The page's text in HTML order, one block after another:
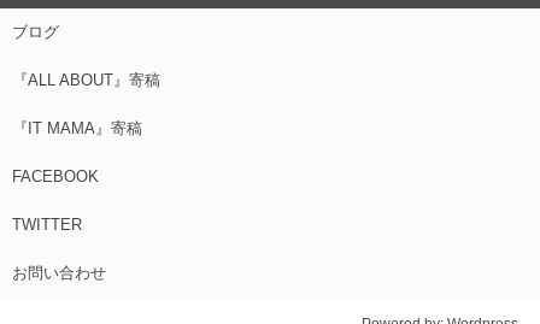
ブログ
『ALL ABOUT』寄稿
『IT MAMA』寄稿
FACEBOOK
TWITTER
お問い合わせ